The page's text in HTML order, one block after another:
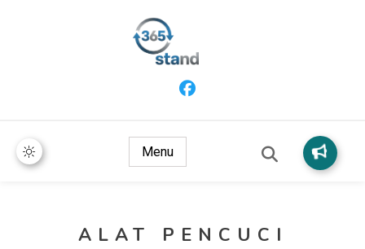
Menu
ALAT PENCUCI